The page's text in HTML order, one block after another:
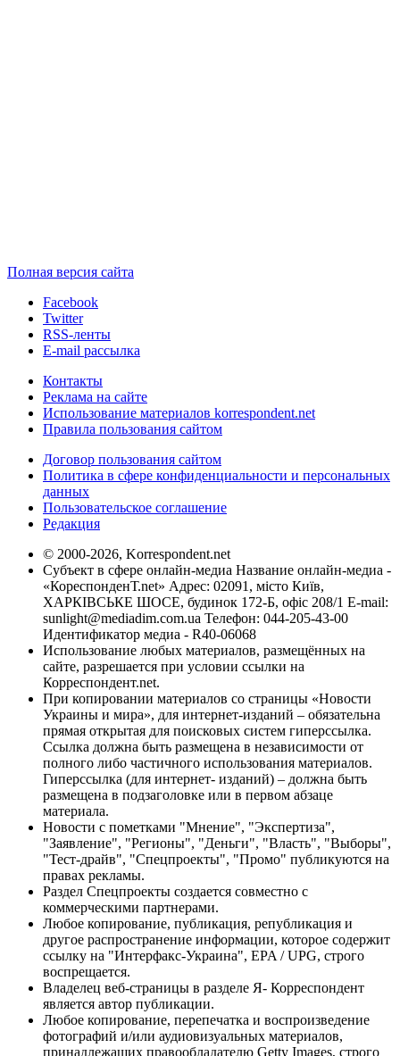
Полная версия сайта
Facebook
Twitter
RSS-ленты
E-mail рассылка
Контакты
Реклама на сайте
Использование материалов korrespondent.net
Правила пользования сайтом
Договор пользования сайтом
Политика в сфере конфиденциальности и персональных
данных
Пользовательское соглашение
Редакция
© 2000-2026, Korrespondent.net
Субъект в сфере онлайн-медиа Название онлайн-медиа -
«КореспонденТ.net» Адрес: 02091, місто Київ,
ХАРКІВСЬКЕ ШОСЕ, будинок 172-Б, офіс 208/1 E-mail:
sunlight@mediadim.com.ua Телефон: 044-205-43-00
Идентификатор медиа - R40-06068
Использование любых материалов, размещённых на
сайте, разрешается при условии ссылки на
Корреспондент.net.
При копировании материалов со страницы «Новости
Украины и мира», для интернет-изданий – обязательна
прямая открытая для поисковых систем гиперссылка.
Ссылка должна быть размещена в независимости от
полного либо частичного использования материалов.
Гиперссылка (для интернет- изданий) – должна быть
размещена в подзаголовке или в первом абзаце
материала.
Новости с пометками "Мнение", "Экспертиза",
"Заявление", "Регионы", "Деньги", "Власть", "Выборы",
"Тест-драйв", "Спецпроекты", "Промо" публикуются на
правах рекламы.
Раздел Спецпроекты создается совместно с
коммерческими партнерами.
Любое копирование, публикация, републикация и
другое распространение информации, которое содержит
ссылку на "Интерфакс-Украина", EPA / UPG, строго
воспрещается.
Владелец веб-страницы в разделе Я- Корреспондент
является автор публикации.
Любое копирование, перепечатка и воспроизведение
фотографий и/или аудиовизуальных материалов,
принадлежащих правообладателю Getty Images, строго